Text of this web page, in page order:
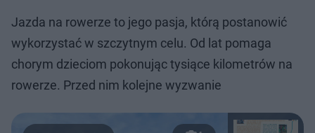
Jazda na rowerze to jego pasja, którą postanowić
wykorzystać w szczytnym celu. Od lat pomaga
chorym dzieciom pokonując tysiące kilometrów na
rowerze. Przed nim kolejne wyzwanie